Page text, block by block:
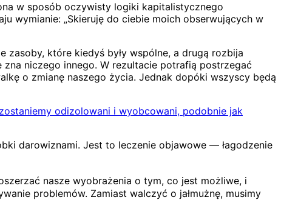
w sposób oczywisty logiki kapitalistycznego
wymianie: „Skieruję do ciebie moich obserwujących w
które kiedyś były wspólne, a drugą rozbija
niczego innego. W rezultacie potrafią postrzegać
o zmianę naszego życia. Jednak dopóki wszyscy będą
odizolowani i wyobcowani, podobnie jak
darowiznami. Jest to leczenie objawowe — łagodzenie
nasze wyobrażenia o tym, co jest możliwe, i
problemów. Zamiast walczyć o jałmużnę, musimy